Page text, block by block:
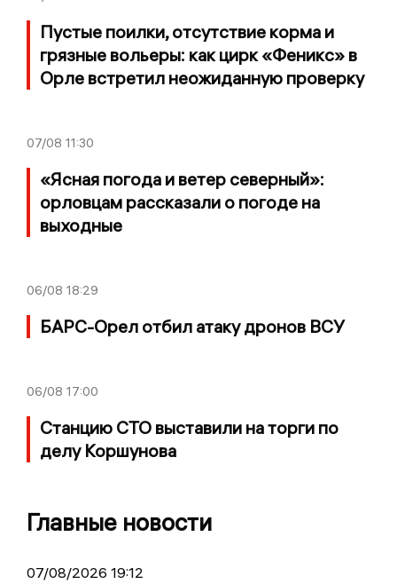
Пустые поилки, отсутствие корма и
грязные вольеры: как цирк «Феникс» в
Орле встретил неожиданную проверку
07/08 11:30
«Ясная погода и ветер северный»:
орловцам рассказали о погоде на
выходные
06/08 18:29
БАРС-Орел отбил атаку дронов ВСУ
06/08 17:00
Станцию СТО выставили на торги по
делу Коршунова
Главные новости
07/08/2026 19:12